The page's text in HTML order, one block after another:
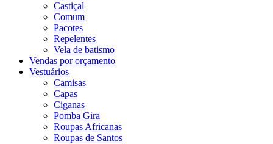
Castiçal
Comum
Pacotes
Repelentes
Vela de batismo
Vendas por orçamento
Vestuários
Camisas
Capas
Ciganas
Pomba Gira
Roupas Africanas
Roupas de Santos